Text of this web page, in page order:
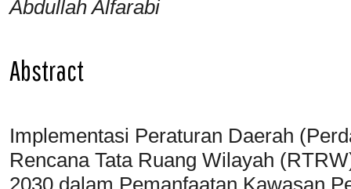
Abdullah Alfarabi
Abstract
Implementasi Peraturan Daerah
Rencana Tata Ruang Wilayah
2030 dalam Pemanfaatan Kawasan